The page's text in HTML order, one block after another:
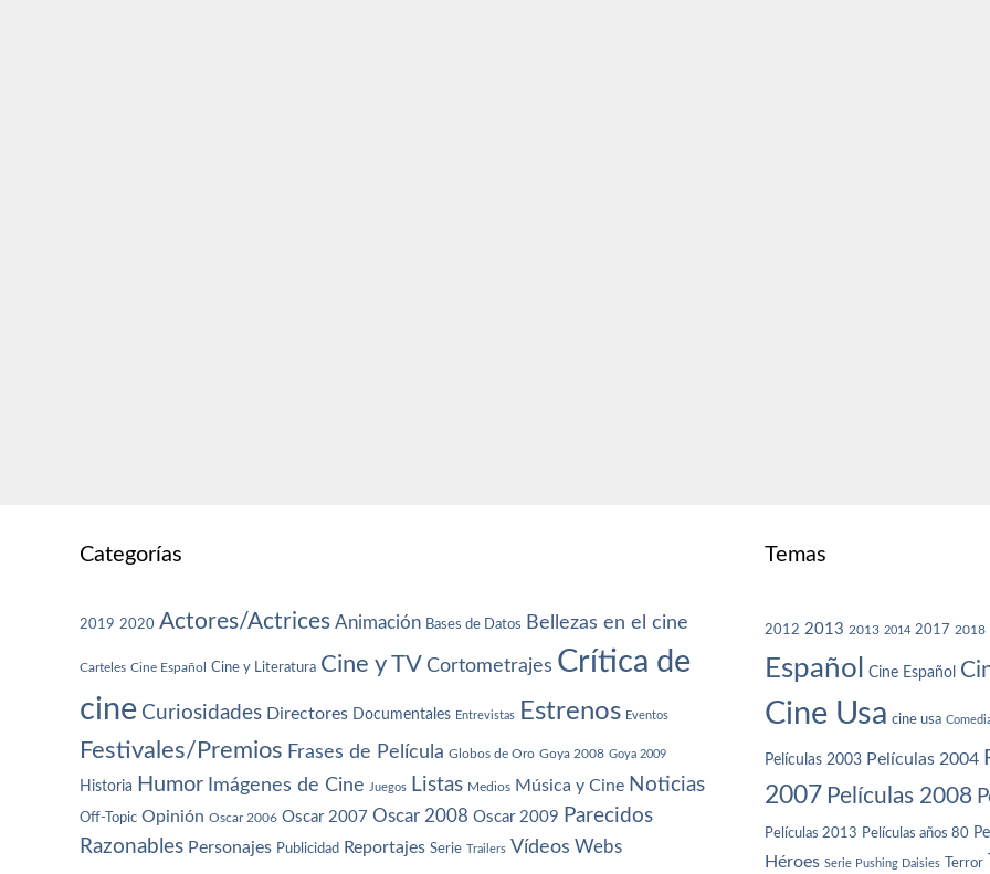
Categorías
2019 2020 Actores/Actrices Animación Bases de Datos Bellezas en el cine
Carteles Cine Español Cine y Literatura Cine y TV Cortometrajes Crítica de
cine Curiosidades Directores Documentales Entrevistas Estrenos Eventos
Festivales/Premios Frases de Película Globos de Oro Goya 2008 Goya 2009
Historia Humor Imágenes de Cine Juegos Listas Medios Música y Cine Noticias
Off-Topic Opinión Oscar 2006 Oscar 2007 Oscar 2008 Oscar 2009 Parecidos
Razonables Personajes Publicidad Reportajes Serie Trailers Vídeos Webs
Temas
2012 2013 2013 2014 2017 2018
Español Cine Español
Cine Usa cine usa
Películas 2003 Películas 2004
2007 Películas 2008
Películas 2013 Películas años 80
Héroes Serie Pushing Daisies Terror